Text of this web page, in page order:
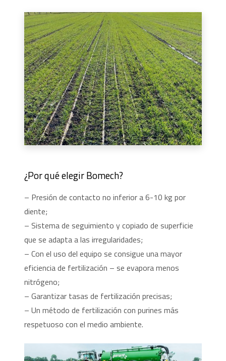
¿Por qué elegir Bomech?
– Presión de contacto no inferior a 6-10 kg por
diente;
– Sistema de seguimiento y copiado de superficie
que se adapta a las irregularidades;
– Con el uso del equipo se consigue una mayor
eficiencia de fertilización – se evapora menos
nitrógeno;
– Garantizar tasas de fertilización precisas;
– Un método de fertilización con purines más
respetuoso con el medio ambiente.